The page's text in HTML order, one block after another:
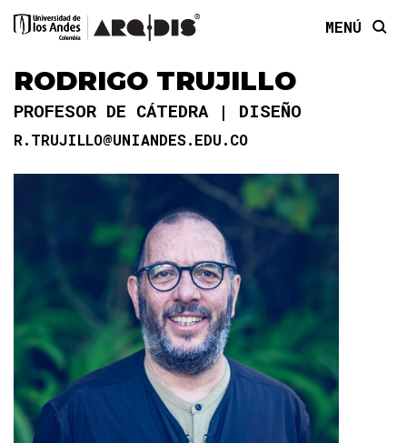
MENÚ
RODRIGO TRUJILLO
PROFESOR DE CÁTEDRA DISEÑO
R.TRUJILLO@UNIANDES.EDU.CO